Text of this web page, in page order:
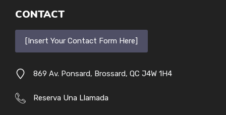
CONTACT
[Insert Your Contact Form Here]
869 Av. Ponsard, Brossard, QC J4W 1H4
Reserva Una Llamada